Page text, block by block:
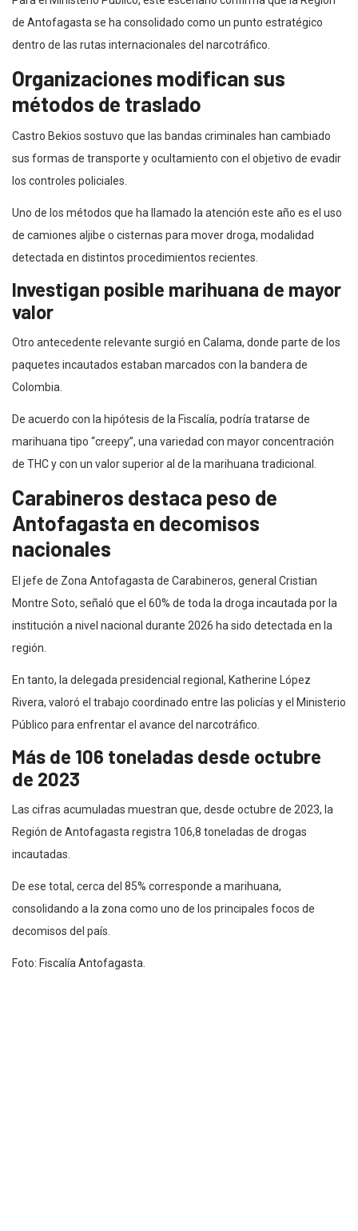
de Antofagasta se ha consolidado como un punto estratégico
dentro de las rutas internacionales del narcotráfico.
Organizaciones modifican sus
métodos de traslado
Castro Bekios sostuvo que las bandas criminales han cambiado
sus formas de transporte y ocultamiento con el objetivo de evadir
los controles policiales.
Uno de los métodos que ha llamado la atención este año es el uso
de camiones aljibe o cisternas para mover droga, modalidad
detectada en distintos procedimientos recientes.
Investigan posible marihuana de mayor
valor
Otro antecedente relevante surgió en Calama, donde parte de los
paquetes incautados estaban marcados con la bandera de
Colombia.
De acuerdo con la hipótesis de la Fiscalía, podría tratarse de
marihuana tipo “creepy”, una variedad con mayor concentración
de THC y con un valor superior al de la marihuana tradicional.
Carabineros destaca peso de
Antofagasta en decomisos
nacionales
El jefe de Zona Antofagasta de Carabineros, general Cristian
Montre Soto, señaló que el 60% de toda la droga incautada por la
institución a nivel nacional durante 2026 ha sido detectada en la
región.
En tanto, la delegada presidencial regional, Katherine López
Rivera, valoró el trabajo coordinado entre las policías y el Ministerio
Público para enfrentar el avance del narcotráfico.
Más de 106 toneladas desde octubre
de 2023
Las cifras acumuladas muestran que, desde octubre de 2023, la
Región de Antofagasta registra 106,8 toneladas de drogas
incautadas.
De ese total, cerca del 85% corresponde a marihuana,
consolidando a la zona como uno de los principales focos de
decomisos del país.
Foto: Fiscalía Antofagasta.